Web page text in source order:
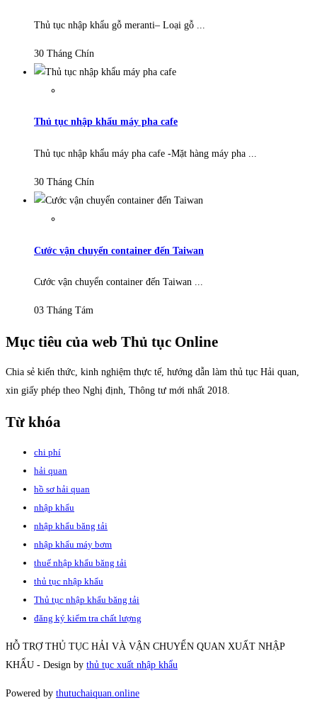
Thủ tục nhập khẩu gỗ meranti– Loại gỗ ...
30 Tháng Chín
Thủ tục nhập khẩu máy pha cafe
Thủ tục nhập khẩu máy pha cafe -Mặt hàng máy pha ...
30 Tháng Chín
Cước vận chuyển container đến Taiwan
Cước vận chuyển container đến Taiwan ...
03 Tháng Tám
Mục tiêu của web Thủ tục Online
Chia sẻ kiến thức, kinh nghiệm thực tế, hướng dẫn làm thủ tục Hải quan,
xin giấy phép theo Nghị định, Thông tư mới nhất 2018.
Từ khóa
chi phí
hải quan
hồ sơ hải quan
nhập khẩu
nhập khẩu băng tải
nhập khẩu máy bơm
thuế nhập khẩu băng tải
thủ tục nhập khẩu
Thủ tục nhập khẩu băng tải
đăng ký kiểm tra chất lượng
HỖ TRỢ THỦ TỤC HẢI VÀ VẬN CHUYỂN QUAN XUẤT NHẬP
KHẨU - Design by thủ tục xuất nhập khẩu
Powered by thutuchaiquan.online